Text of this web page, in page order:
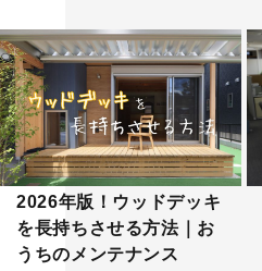
2026年版！ウッドデッキ
を長持ちさせる方法｜お
うちのメンテナンス